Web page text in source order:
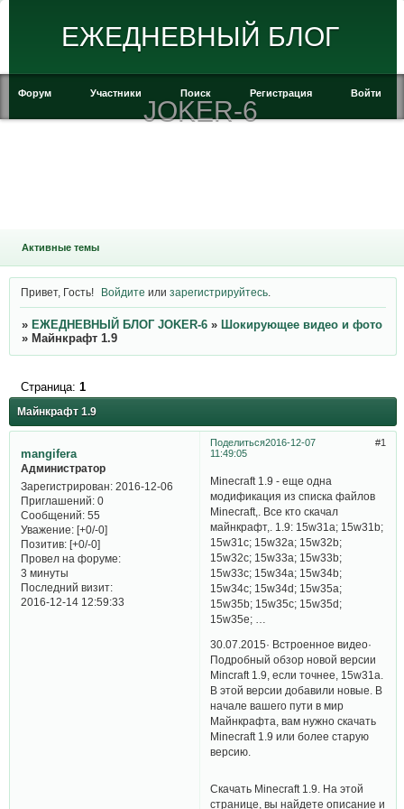
ЕЖЕДНЕВНЫЙ БЛОГ
JOKER-6
Форум Участники Поиск Регистрация Войти
Активные темы
Привет, Гость! Войдите илизарегистрируйтесь
» ЕЖЕДНЕВНЫЙ БЛОГ JOKER-6 » Шокирующее видео и фото
» Майнкрафт 1.9
Майнкрафт 1.9
Страница: 1
Поделиться 1
2016-12-07
11:49:05
mangifera
Администратор
Зарегистрирован: 2016-12-06
Приглашений:0
Сообщений:55
Уважение: [+0/-0]
Позитив: [+0/-0]
Провел на форуме:
3 минуты
Последний визит:
2016-12-14 12:59:33
Minecraft 1.9 - еще одна
модификация из списка файлов
Minecraft,. Все кто скачал
майнкрафт,. 1.9: 15w31a; 15w31b;
15w31c; 15w32a; 15w32b;
15w32c; 15w33a; 15w33b;
15w33c; 15w34a; 15w34b;
15w34c; 15w34d; 15w35a;
15w35b; 15w35c; 15w35d;
15w35e; …
30.07.2015· Встроенное видео·
Подробный обзор новой версии
Mincraft 1.9, если точнее, 15w31a.
В этой версии добавили новые. В
начале вашего пути в мир
Майнкрафта, вам нужно скачать
Minecraft 1.9 или более старую
версию.
Скачать Minecraft 1.9. На этой
странице, вы найдете описание и